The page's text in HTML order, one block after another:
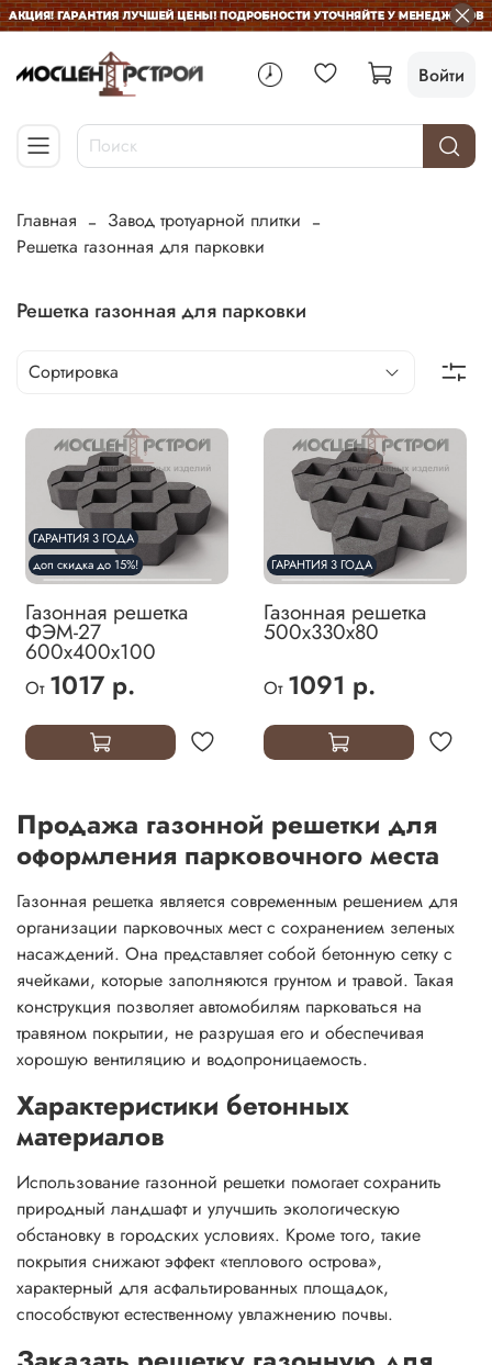
Войти
Главная
Завод тротуарной плитки
Решетка газонная для парковки
Решетка газонная для парковки
ГАРАНТИЯ 3 ГОДА
доп скидка до 15%!
Газонная решетка
ФЭМ-27
600х400х100
От 1017 р.
ГАРАНТИЯ 3 ГОДА
Газонная решетка
500х330х80
От 1091 р.
Продажа газонной решетки для
оформления парковочного места
Газонная решетка является современным решением для
организации парковочных мест с сохранением зеленых
насаждений. Она представляет собой бетонную сетку с
ячейками, которые заполняются грунтом и травой. Такая
конструкция позволяет автомобилям парковаться на
травяном покрытии, не разрушая его и обеспечивая
хорошую вентиляцию и водопроницаемость.
Характеристики бетонных
материалов
Использование газонной решетки помогает сохранить
природный ландшафт и улучшить экологическую
обстановку в городских условиях. Кроме того, такие
покрытия снижают эффект «теплового острова»,
характерный для асфальтированных площадок,
способствуют естественному увлажнению почвы.